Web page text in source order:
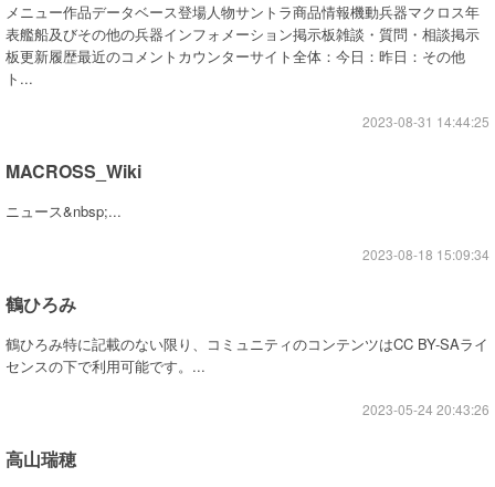
メニュー作品データベース登場人物サントラ商品情報機動兵器マクロス年
表艦船及びその他の兵器インフォメーション掲示板雑談・質問・相談掲示
板更新履歴最近のコメントカウンターサイト全体：今日：昨日：その他
ト...
2023-08-31 14:44:25
MACROSS_Wiki
ニュース&nbsp;...
2023-08-18 15:09:34
鶴ひろみ
鶴ひろみ特に記載のない限り、コミュニティのコンテンツはCC BY-SAライ
センスの下で利用可能です。...
2023-05-24 20:43:26
高山瑞穂